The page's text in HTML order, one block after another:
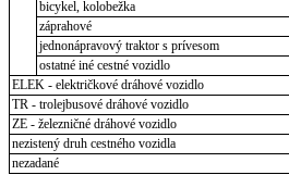
bicykel, kolobežka
záprahové
jednonápravový traktor s prívesom
ostatné iné cestné vozidlo
ELEK - električkové dráhové vozidlo
TR - trolejbusové dráhové vozidlo
ZE - železničné dráhové vozidlo
nezistený druh cestného vozidla
nezadané